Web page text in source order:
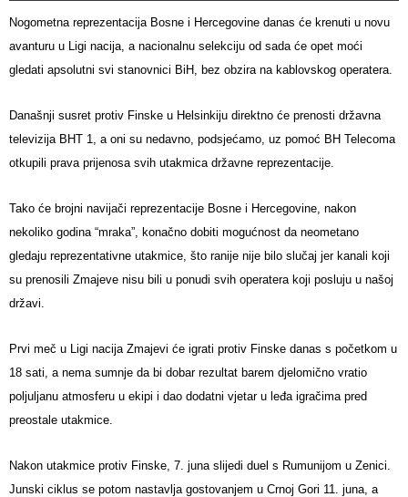
Nogometna reprezentacija Bosne i Hercegovine danas će krenuti u novu
avanturu u Ligi nacija, a nacionalnu selekciju od sada će opet moći
gledati apsolutni svi stanovnici BiH, bez obzira na kablovskog operatera.
Današnji susret protiv Finske u Helsinkiju direktno će prenosti državna
televizija BHT 1, a oni su nedavno, podsjećamo, uz pomoć BH Telecoma
otkupili prava prijenosa svih utakmica državne reprezentacije.
Tako će brojni navijači reprezentacije Bosne i Hercegovine, nakon
nekoliko godina “mraka”, konačno dobiti mogućnost da neometano
gledaju reprezentativne utakmice, što ranije nije bilo slučaj jer kanali koji
su prenosili Zmajeve nisu bili u ponudi svih operatera koji posluju u našoj
državi.
Prvi meč u Ligi nacija Zmajevi će igrati protiv Finske danas s početkom u
18 sati, a nema sumnje da bi dobar rezultat barem djelomično vratio
poljuljanu atmosferu u ekipi i dao dodatni vjetar u leđa igračima pred
preostale utakmice.
Nakon utakmice protiv Finske, 7. juna slijedi duel s Rumunijom u Zenici.
Junski ciklus se potom nastavlja gostovanjem u Crnoj Gori 11. juna, a